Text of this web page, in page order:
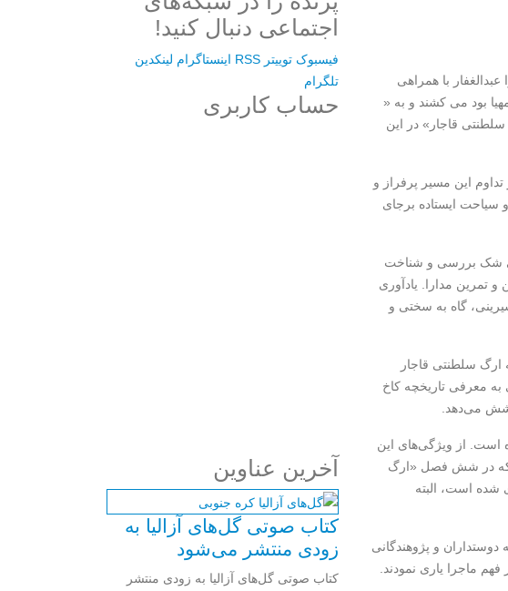
عبدالغفار با همراهی
بود می کشند و به «
قاجار» در این
این مسیر پرفراز و
سیاحت ایستاده برجای
بی شک بررسی و شناخت
و تمرین مدارا. یادآوری
گاه به سختی و
ارگ سلطنتی قاجار
معرفی تاریخچه کاخ
می‌دهد.
است. از ویژگی‌های این
که در شش فصل «ارگ
شده است، البته
و پژوهندگانی
ماجرا یاری نمودند.
اجتماعی دنبال کنید!
فیسبوک توییتر RSS اینستاگرام لینکدین
تلگرام
حساب کاربری
آخرین عناوین
کتاب صوتی گل‌های آزالیا به
زودی منتشر می‌شود
کتاب صوتی گل‌های آزالیا به زودی منتشر